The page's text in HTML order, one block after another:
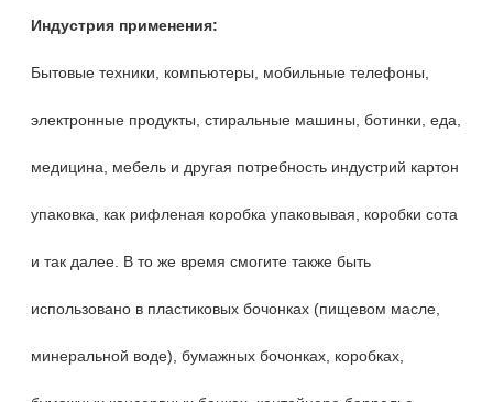
Индустрия применения:
Бытовые техники, компьютеры, мобильные телефоны,
электронные продукты, стиральные машины, ботинки, еда,
медицина, мебель и другая потребность индустрий картон
упаковка, как рифленая коробка упаковывая, коробки сота
и так далее. В то же время смогите также быть
использовано в пластиковых бочонках (пищевом масле,
минеральной воде), бумажных бочонках, коробках,